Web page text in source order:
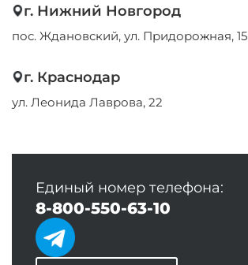
г. Нижний Новгород
пос. Ждановский, ул. Придорожная, 15
г. Краснодар
ул. Леонида Лаврова, 22
Единый номер телефона:
8-800-550-63-10